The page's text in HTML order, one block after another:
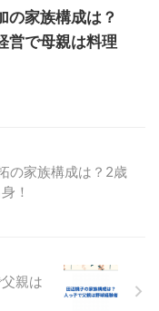
の家族構成は？
営で母親は料理
の家族構成は？2歳
！
親は